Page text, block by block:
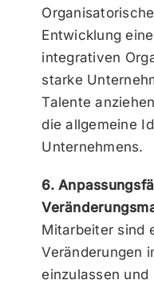
Entwicklung
integrativen
starke
Talente
die allgemeine
Unternehmens.
6.
Mitarbeiter sind
Veränderungen
einzulassen und